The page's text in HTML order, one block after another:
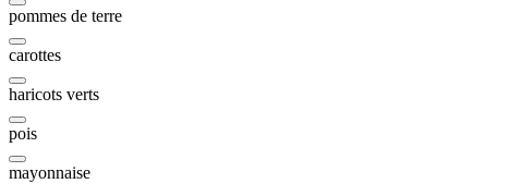
pommes de terre
carottes
haricots verts
pois
mayonnaise